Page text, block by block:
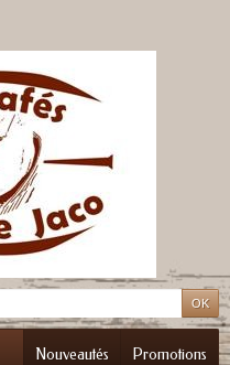
Promotions
Nouveautés